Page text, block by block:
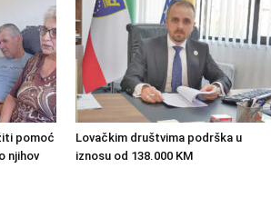
pomoć
njihov
Lovačkim društvima podrška u
iznosu od 138.000 KM